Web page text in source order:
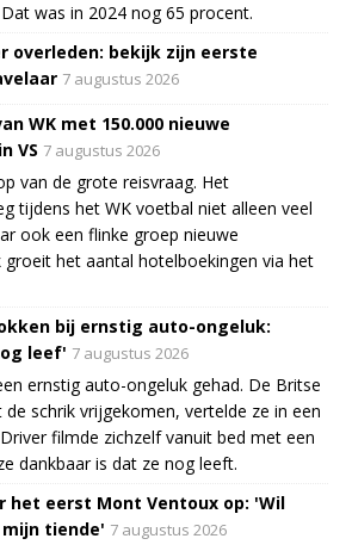
was in 2024 nog 65 procent.
overleden: bekijk zijn eerste
7 augustus 2026
WK met 150.000 nieuwe
VS 7 augustus 2026
van de grote reisvraag. Het
tijdens het WK voetbal niet alleen veel
ook een flinke groep nieuwe
groeit het aantal hotelboekingen via het
bij ernstig auto-ongeluk:
leef' 7 augustus 2026
ernstig auto-ongeluk gehad. De Britse
schrik vrijgekomen, vertelde ze in een
filmde zichzelf vanuit bed met een
dankbaar is dat ze nog leeft.
het eerst Mont Ventoux op: 'Wil
tiende' 7 augustus 2026